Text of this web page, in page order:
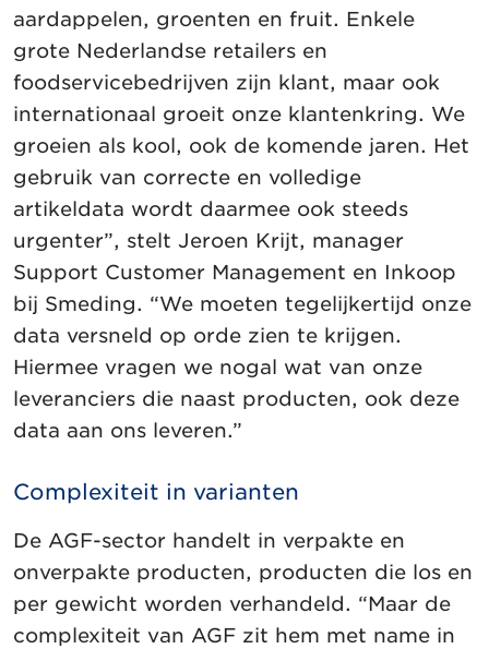
aardappelen, groenten en fruit. Enkele
grote Nederlandse retailers en
foodservicebedrijven zijn klant, maar ook
internationaal groeit onze klantenkring. We
groeien als kool, ook de komende jaren. Het
gebruik van correcte en volledige
artikeldata wordt daarmee ook steeds
urgenter”, stelt Jeroen Krijt, manager
Support Customer Management en Inkoop
bij Smeding. “We moeten tegelijkertijd onze
data versneld op orde zien te krijgen.
Hiermee vragen we nogal wat van onze
leveranciers die naast producten, ook deze
data aan ons leveren.”
Complexiteit in varianten
De AGF-sector handelt in verpakte en
onverpakte producten, producten die los en
per gewicht worden verhandeld. “Maar de
complexiteit van AGF zit hem met name in